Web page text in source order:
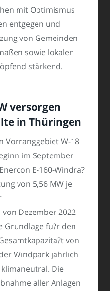
mit Optimismus
entgegen und
von Gemeinden
sowie lokalen
stärkend.
versorgen
in Thüringen
Vorranggebiet W-18
im September
E-160-Windra?
von 5,56 MW je
Dezember 2022
Grundlage fu?r den
von
Windpark jährlich
Die
aller Anlagen